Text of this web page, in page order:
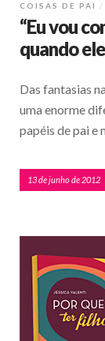
COISAS DE PAI
“Eu vou
quando
Das fantasias
uma enorme
papéis de pai e
13 de junho de 2012